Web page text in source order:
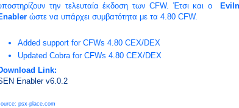
την τελευταία έκδοση των CFW. Έτσι και ο
ώστε να υπάρχει συμβατότητα με τα 4.80 CFW.
Added support for CFWs 4.80 CEX/DEX
Updated Cobra for CFWs 4.80 CEX/DEX
Link:
Enabler v6.0.2
psx-place.com